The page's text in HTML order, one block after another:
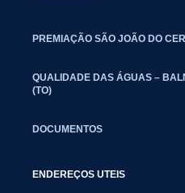
PREMIAÇÃO SÃO JOÃO DO
QUALIDADE DAS ÁGUAS –
(TO)
DOCUMENTOS
ENDEREÇOS UTEIS